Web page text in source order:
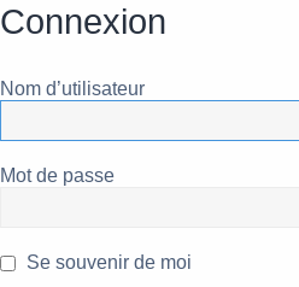
Connexion
Nom d’utilisateur
Mot de passe
Se souvenir de moi